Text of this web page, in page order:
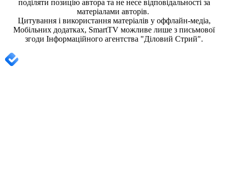
поділяти позицію автора та не несе відповідальності за
матеріалами авторів.
Цитування і використання матеріалів у оффлайн-медіа,
Мобільних додатках, SmartTV можливе лише з письмової
згоди Інформаційного агентства "Діловий Стрий".